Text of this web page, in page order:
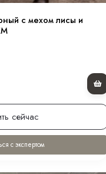
с мехом лисы и
сейчас
с экспертом